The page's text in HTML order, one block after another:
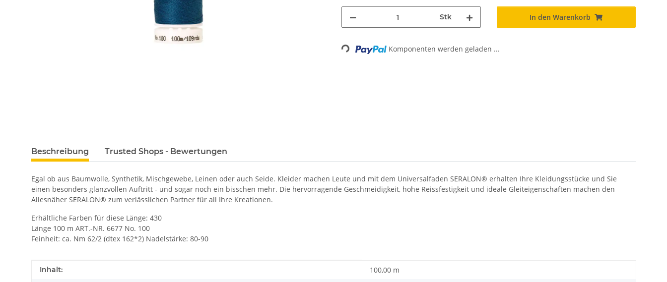
Stk In den Warenkorb
Loading... Komponenten werden geladen ...
Beschreibung Trusted Shops - Bewertungen
Egal ob aus Baumwolle, Synthetik, Mischgewebe, Leinen oder auch Seide. Kleider machen Leute und mit dem Universalfaden SERALON® erhalten Ihre Kleidungsstücke und Sie
einen besonders glanzvollen Auftritt - und sogar noch ein bisschen mehr. Die hervorragende Geschmeidigkeit, hohe Reissfestigkeit und ideale Gleiteigenschaften machen den
Allesnäher SERALON® zum verlässlichen Partner für all Ihre Kreationen.
Erhältliche Farben für diese Länge: 430
Länge 100 m ART.-NR. 6677 No. 100
Feinheit: ca. Nm 62/2 (dtex 162*2) Nadelstärke: 80-90
Produkteigenschaft
Wert
Inhalt: 100,00 m